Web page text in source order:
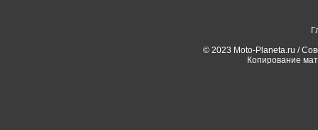
© 2023 Moto-Planeta.ru /
Копирование